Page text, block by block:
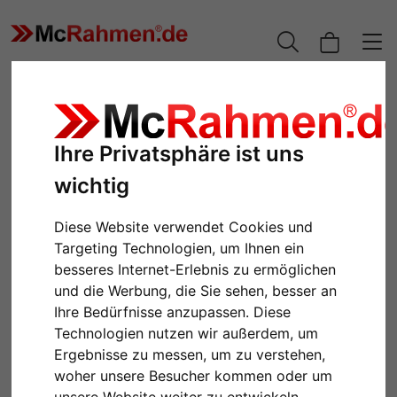
Ihre Privatsphäre ist uns
wichtig
Diese Website verwendet Cookies und
Targeting Technologien, um Ihnen ein
besseres Internet-Erlebnis zu ermöglichen
und die Werbung, die Sie sehen, besser an
Ihre Bedürfnisse anzupassen. Diese
Technologien nutzen wir außerdem, um
Ergebnisse zu messen, um zu verstehen,
woher unsere Besucher kommen oder um